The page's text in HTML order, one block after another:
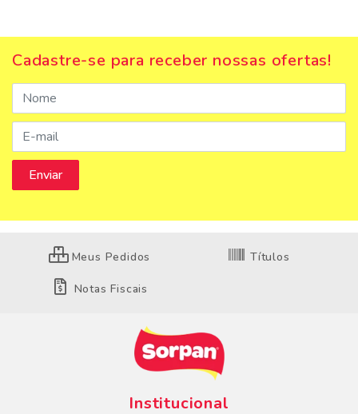
Cadastre-se para receber nossas ofertas!
Meus Pedidos Títulos
Notas Fiscais
Institucional